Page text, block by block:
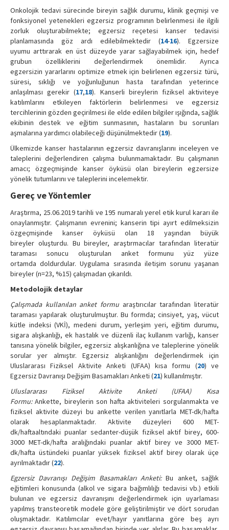
Onkolojik tedavi sürecinde bireyin sağlık durumu, klinik geçmişi ve
fonksiyonel yetenekleri egzersiz programının belirlenmesi ile ilgili
zorluk oluşturabilmekte; egzersiz reçetesi kanser tedavisi
planlamasında göz ardı edilebilmektedir (14-16). Egzersize
uyumu arttırarak en üst düzeyde yarar sağlayabilmek için, hedef
grubun özelliklerini değerlendirmek önemlidir. Ayrıca
egzersizin yararlarını optimize etmek için belirlenen egzersiz türü,
süresi, sıklığı ve yoğunluğunun hasta tarafından yeterince
anlaşılması gerekir (17,18). Kanserli bireylerin fiziksel aktiviteye
katılımlarını etkileyen faktörlerin belirlenmesi ve egzersiz
tercihlerinin gözden geçirilmesi ile elde edilen bilgiler ışığında, sağlık
ekibinin destek ve eğitim sunmasının, hastaların bu sorunları
aşmalarına yardımcı olabileceği düşünülmektedir (19).
Ülkemizde kanser hastalarının egzersiz davranışlarını inceleyen ve
taleplerini değerlendiren çalışma bulunmamaktadır. Bu çalışmanın
amacı; özgeçmişinde kanser öyküsü olan bireylerin egzersize
yönelik tutumlarını ve taleplerini incelemektir.
Gereç ve Yöntemler
Araştırma, 25.06.2019 tarihli ve 195 numaralı yerel etik kurul kararı ile
onaylanmıştır. Çalışmanın evrenini; kanserin tipi ayırt edilmeksizin
özgeçmişinde kanser öyküsü olan 18 yaşından büyük
bireyler oluşturdu. Bu bireyler, araştırmacılar tarafından literatür
taraması sonucu oluşturulan anket formunu yüz yüze
ortamda doldurdular. Uygulama sırasında iletişim sorunu yaşanan
bireyler (n=23, %15) çalışmadan çıkarıldı.
Metodolojik detaylar
Çalışmada kullanılan anket formu araştırıcılar tarafından literatür
taraması yapılarak oluşturulmuştur. Bu formda; cinsiyet, yaş, vücut
kütle indeksi (VKİ), medeni durum, yerleşim yeri, eğitim durumu,
sigara alışkanlığı, ek hastalık ve düzenli ilaç kullanım varlığı, kanser
tanısına yönelik bilgiler, egzersiz alışkanlığına ve taleplerine yönelik
sorular yer almıştır. Egzersiz alışkanlığını değerlendirmek için
Uluslararası Fiziksel Aktivite Anketi (UFAA) kısa formu (20) ve
Egzersiz Davranışı Değişim Basamakları Anketi (21) kullanılmıştır.
Uluslararası Fiziksel Aktivite Anketi (UFAA) Kısa
Formu:Ankette, bireylerin son hafta aktiviteleri sorgulanmakta ve
fiziksel aktivite düzeyi bu ankette verilen yanıtlarla MET-dk/hafta
olarak hesaplanmaktadır. Aktivite düzeyleri 600 MET-
dk/haftaaltındaki puanlar sedanter-düşük fiziksel aktif birey, 600-
3000 MET-dk/hafta aralığındaki puanlar aktif birey ve 3000 MET-
dk/hafta üstündeki puanlar yüksek fiziksel aktif birey olarak üçe
ayrılmaktadır (22).
Egzersiz Davranışı Değişim Basamakları Anketi:Bu anket, sağlık
eğitimleri konusunda (alkol ve sigara bağımlılığı tedavisi vb.) etkili
bulunan ve egzersiz davranışını değerlendirmek için uyarlaması
yapılmış transteoretik modele göre geliştirilmiştir ve dört sorudan
oluşmaktadır. Katılımcılar evet/hayır yanıtlarına göre beş ayrı